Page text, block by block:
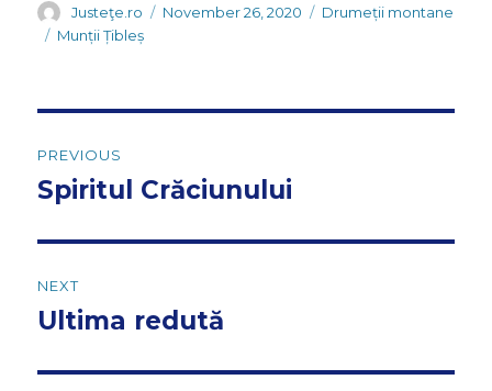
Author
Justeţe.ro
Posted
November 26, 2020 Categories
Drumeții montane
Tags
Munții Țibleș
navigation
PREVIOUS
Previous
Spiritul Crăciunului
NEXT
Next
Ultima redută